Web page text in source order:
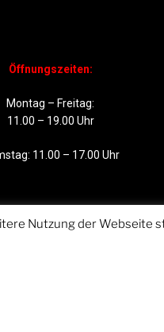
Öffnungszeiten:
Montag – Freitag:
11.00 – 19.00 Uhr
11.00 – 17.00 Uhr
Nutzung der Webseite